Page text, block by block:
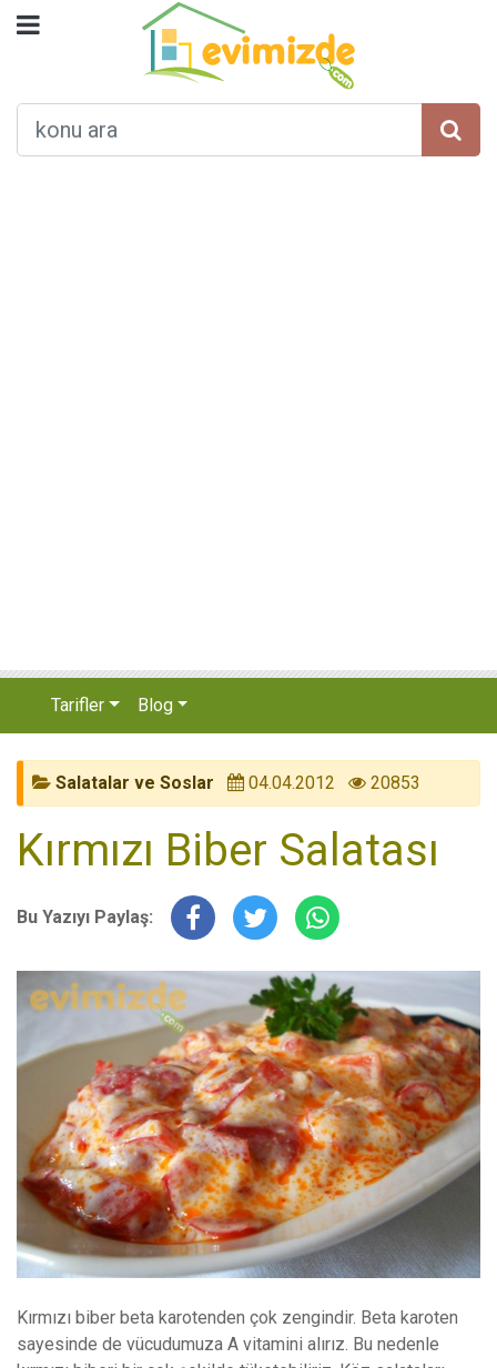
Tarifler Blog
Salatalar ve Soslar 04.04.2012 20853
Kırmızı Biber Salatası
Bu Yazıyı Paylaş:
Kırmızı biber beta karotenden çok zengindir. Beta karoten
sayesinde de vücudumuza A vitamini alırız. Bu nedenle